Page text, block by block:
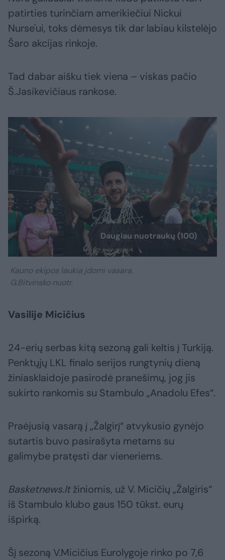
patirties turinčiam amerikiečiui Nickui
Nurse'ui, toks dėmesys tik dar labiau kilstelėjo
Šaro akcijas rinkoje.
Tad dabar aišku tiek viena – viskas pačio
Š.Jasikevičiaus rankose.
Daugiau nuotraukų (100)
Kauno ekipos laukia įdomi vasara.
G.Bitvinsko nuotr.
Vasilije Micičius
24-erių serbas kitą sezoną gali keltis į Turkiją.
Penktųjų LKL finalo serijos rungtynių dieną
žiniasklaidoje pasirodė pranešimų, jog jis
sukirto rankomis su Stambulo „Anadolu Efes“.
Praėjusią vasarą į „Žalgirį“ atvykusio gynėjo
sutartis buvo pasirašyta metams su
galimybe pratęsti dar vieneriems.
Basketnews.ltžiniomis, už V. Micičių „Žalgiris“
iš Stambulo klubo gaus 150 tūkst. eurų
išpirką.
Šį sezoną V.Micičius Eurolygoje rinko po 7,6